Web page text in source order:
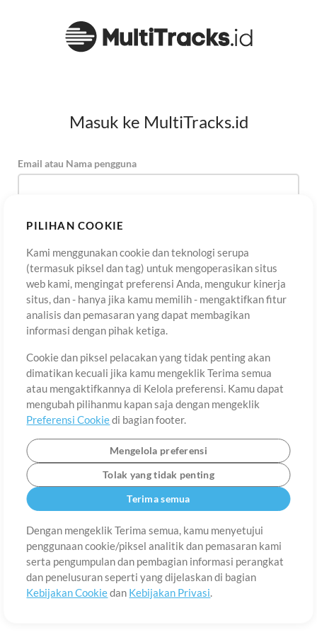
PILIHAN COOKIE
Kami menggunakan cookie dan teknologi serupa
(termasuk piksel dan tag) untuk mengoperasikan situs
web kami, mengingat preferensi Anda, mengukur kinerja
situs, dan - hanya jika kamu memilih - mengaktifkan fitur
analisis dan pemasaran yang dapat membagikan
informasi dengan pihak ketiga.
Cookie dan piksel pelacakan yang tidak penting akan
dimatikan kecuali jika kamu mengeklik Terima semua
atau mengaktifkannya di Kelola preferensi. Kamu dapat
mengubah pilihanmu kapan saja dengan mengeklik
Preferensi Cookiedi bagian footer.
Mengelola preferensi
Tolak yang tidak penting
Terima semua
Dengan mengeklik Terima semua, kamu menyetujui
penggunaan cookie/piksel analitik dan pemasaran kami
serta pengumpulan dan pembagian informasi perangkat
dan penelusuran seperti yang dijelaskan di bagian
Kebijakan Cookiedan Kebijakan Privasi.
Masuk ke MultiTracks.id
Email atau Nama pengguna
DaftarLupa Kata Sandi? Masuk
Tentang Ketentuan Penggunaan Kebijakan Privasi
©2006-2026 oleh MultiTracks.com LLC. Semua Hak Cipta Dilindungi
Undang-Undang.